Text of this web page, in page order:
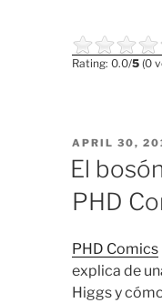
Rating: 0.0/5 (0
POSTED
ON
APRIL 30,
El
PHD
PHD Comics
explica de
Higgsy